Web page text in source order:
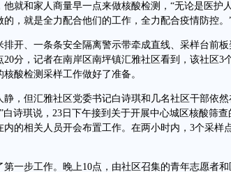
他就和家人商量早一点来做核酸检测，“无论是医护
的，就是全力配合他们的工作，全力配合疫情防控。
、一条条安全隔离警示带牵成直线、采样台前板
分，记者在南岸区南坪镇汇雅社区看到，该社区3
酸检测采样工作做好了准备。
但汇雅社区党委书记白诗琪和几名社区干部依然
白诗琪说，23日下午接到关于开展中心城区核酸筛
内的相关人员开会布置工作。在两小时内，3个采样
步工作。晚上10点，由社区召集的青年志愿者和